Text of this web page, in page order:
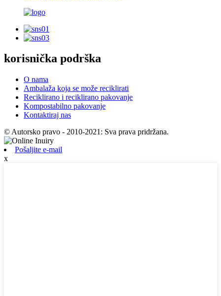
korisnička podrška
O nama
Ambalaža koja se može reciklirati
Reciklirano i reciklirano pakovanje
Kompostabilno pakovanje
Kontaktiraj nas
© Autorsko pravo - 2010-2021: Sva prava pridržana.
Pošaljite e-mail
x